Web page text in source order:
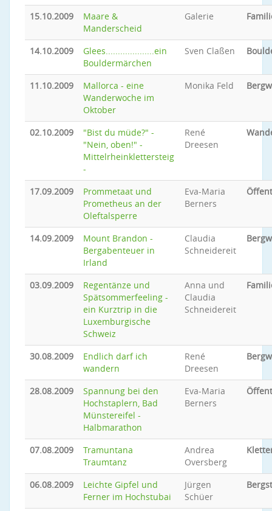
15.10.2009
Maare &
Manderscheid
Galerie
14.10.2009
Glees....................ein
Bouldermärchen
Sven Claßen
11.10.2009
Mallorca - eine
Wanderwoche im
Oktober
Monika Feld
02.10.2009
"Bist du müde?" -
"Nein, oben!" -
Mittelrheinklettersteig
-
René
Dreesen
17.09.2009
Prommetaat und
Prometheus an der
Oleftalsperre
Eva-Maria
Berners
14.09.2009
Mount Brandon -
Bergabenteuer in
Irland
Claudia
Schneidereit
03.09.2009
Regentänze und
Spätsommerfeeling -
ein Kurztrip in die
Luxemburgische
Schweiz
Anna und
Claudia
Schneidereit
30.08.2009
Endlich darf ich
wandern
René
Dreesen
28.08.2009
Spannung bei den
Hochstaplern, Bad
Münstereifel -
Halbmarathon
Eva-Maria
Berners
07.08.2009
Tramuntana
Traumtanz
Andrea
Oversberg
06.08.2009
Leichte Gipfel und
Ferner im Hochstubai
Jürgen
Schüer